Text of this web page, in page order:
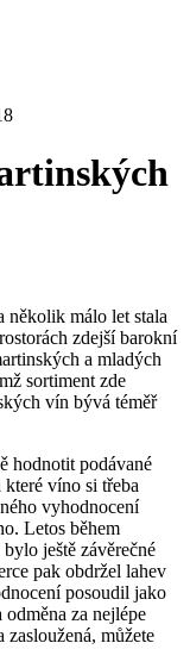
několik málo let stala
zdejší barokní
a mladých
sortiment zde
vín bývá téměř
hodnotit podávané
víno si třeba
vyhodnocení
Letos během
ještě závěrečné
pak obdržel lahev
posoudil jako
za nejlépe
můžete